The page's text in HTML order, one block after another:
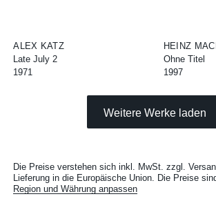
ALEX KATZ
Late July 2
1971
HEINZ
Ohne Titel
1997
Weitere Werke laden
Die Preise verstehen sich inkl. MwSt. zzgl.
Lieferung in die Europäische Union. Die Preise
Region und Währung anpassen